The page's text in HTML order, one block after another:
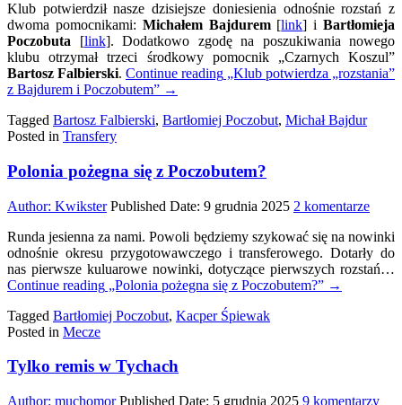
z
i
Klub potwierdził nasze dzisiejsze doniesienia odnośnie rozstań z
dwoma pomocnikami: Michałem Bajdurem [link] iBartłomieja
Poczobuta [link]. Dodatkowo zgodę na poszukiwania nowego
klubu otrzymał trzeci środkowy pomocnik „Czarnych Koszul”
Bartosz Falbierski. Continue reading „Klub potwierdza „rozstania”
z Bajdurem i Poczobutem” →
Tagged Bartosz Falbierski, Bartłomiej Poczobut, Michał Bajdur
Posted in Transfery
Polonia pożegna się z Poczobutem?
Author: Kwikster Published Date: 9 grudnia 2025 2 komentarzedo
się
z
Runda jesienna za nami. Powoli będziemy szykować się na nowinki
odnośnie okresu przygotowawczego i transferowego. Dotarły do
nas pierwsze kuluarowe nowinki, dotyczące pierwszych rozstań…
Continue reading „Polonia pożegna się z Poczobutem?” →
Tagged Bartłomiej Poczobut, Kacper Śpiewak
Posted in Mecze
Tylko remis w Tychach
Author: muchomor Published Date: 5 grudnia 2025 9 komentarzydo